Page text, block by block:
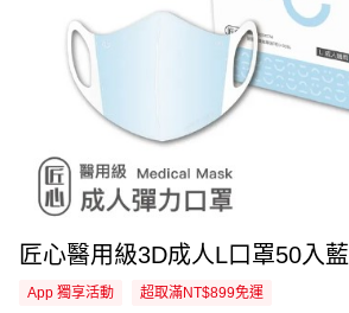
匠心醫用級3D成人L口罩50入藍
App 獨享活動 超取滿NT$899免運